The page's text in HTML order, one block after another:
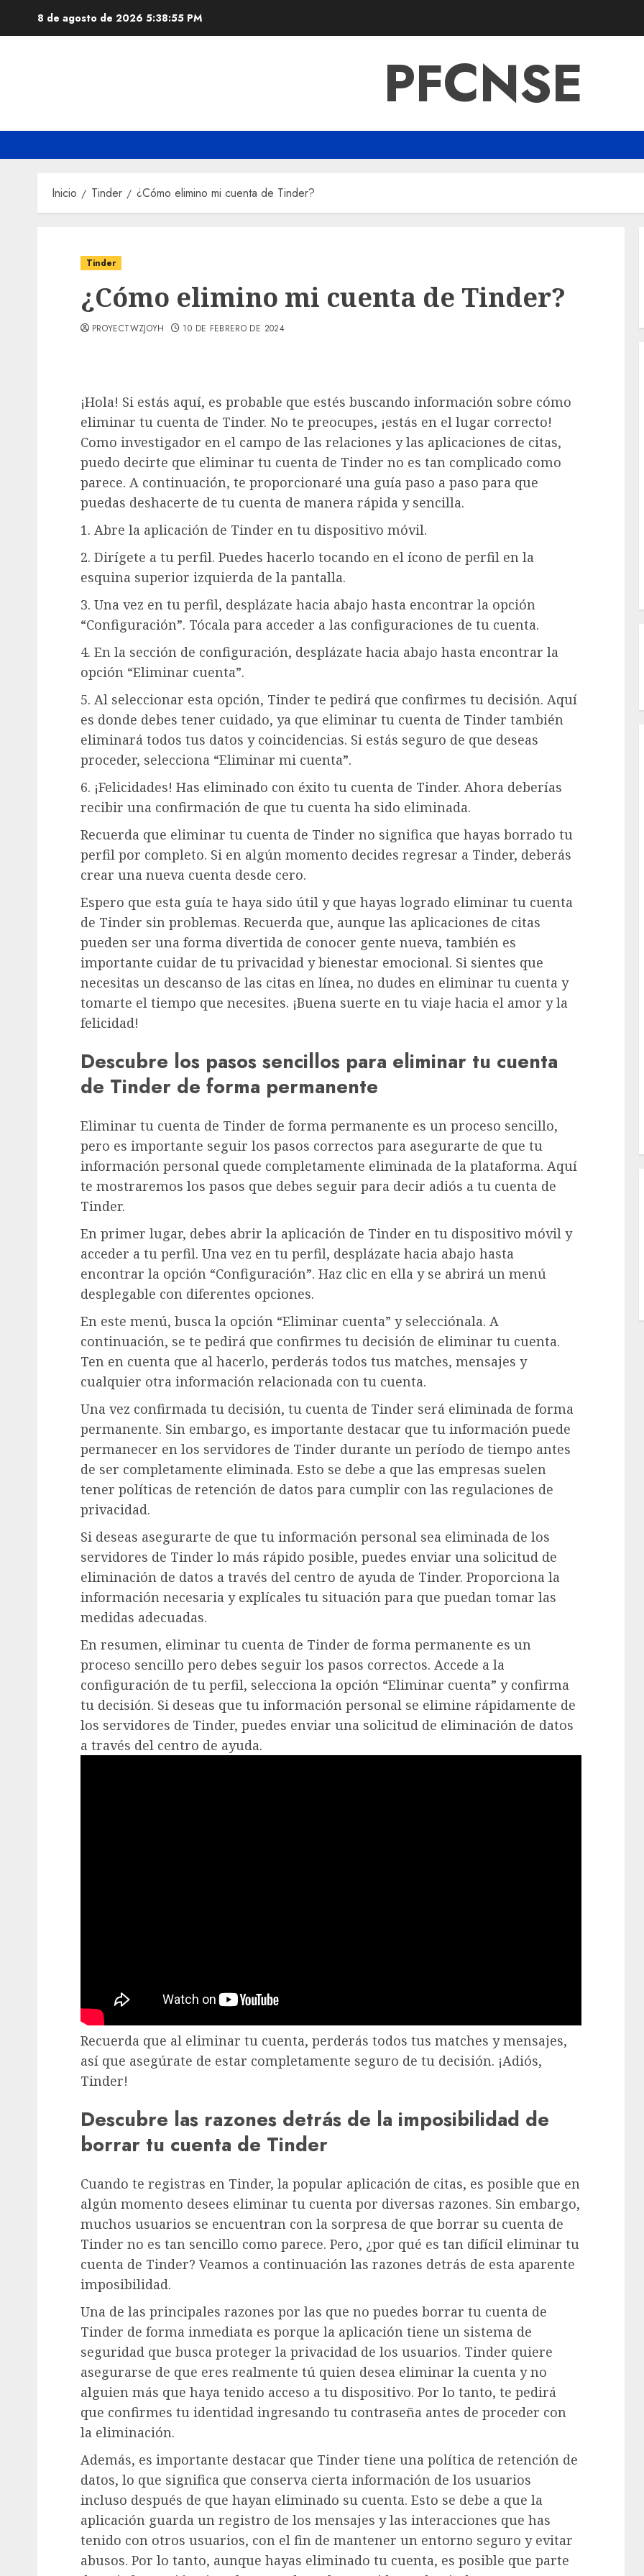
8 de agosto de 2026 5:38:56 PM
PFCNSE
Inicio Tinder ¿Cómo elimino mi cuenta de Tinder?
Tinder
¿Cómo elimino mi cuenta de Tinder?
PROYECTWZJOYH 10 DE FEBRERO DE 2024
¡Hola! Si estás aquí, es probable que estés buscando información sobre cómo
eliminar tu cuenta de Tinder. No te preocupes, ¡estás en el lugar correcto!
Como investigador en el campo de las relaciones y las aplicaciones de citas,
puedo decirte que eliminar tu cuenta de Tinder no es tan complicado como
parece. A continuación, te proporcionaré una guía paso a paso para que
puedas deshacerte de tu cuenta de manera rápida y sencilla.
1. Abre la aplicación de Tinder en tu dispositivo móvil.
2. Dirígete a tu perfil. Puedes hacerlo tocando en el ícono de perfil en la
esquina superior izquierda de la pantalla.
3. Una vez en tu perfil, desplázate hacia abajo hasta encontrar la opción
“Configuración”. Tócala para acceder a las configuraciones de tu cuenta.
4. En la sección de configuración, desplázate hacia abajo hasta encontrar la
opción “Eliminar cuenta”.
5. Al seleccionar esta opción, Tinder te pedirá que confirmes tu decisión. Aquí
es donde debes tener cuidado, ya que eliminar tu cuenta de Tinder también
eliminará todos tus datos y coincidencias. Si estás seguro de que deseas
proceder, selecciona “Eliminar mi cuenta”.
6. ¡Felicidades! Has eliminado con éxito tu cuenta de Tinder. Ahora deberías
recibir una confirmación de que tu cuenta ha sido eliminada.
Recuerda que eliminar tu cuenta de Tinder no significa que hayas borrado tu
perfil por completo. Si en algún momento decides regresar a Tinder, deberás
crear una nueva cuenta desde cero.
Espero que esta guía te haya sido útil y que hayas logrado eliminar tu cuenta
de Tinder sin problemas. Recuerda que, aunque las aplicaciones de citas
pueden ser una forma divertida de conocer gente nueva, también es
importante cuidar de tu privacidad y bienestar emocional. Si sientes que
necesitas un descanso de las citas en línea, no dudes en eliminar tu cuenta y
tomarte el tiempo que necesites. ¡Buena suerte en tu viaje hacia el amor y la
felicidad!
Descubre los pasos sencillos para eliminar tu cuenta
de Tinder de forma permanente
Eliminar tu cuenta de Tinder de forma permanente es un proceso sencillo,
pero es importante seguir los pasos correctos para asegurarte de que tu
información personal quede completamente eliminada de la plataforma. Aquí
te mostraremos los pasos que debes seguir para decir adiós a tu cuenta de
Tinder.
En primer lugar, debes abrir la aplicación de Tinder en tu dispositivo móvil y
acceder a tu perfil. Una vez en tu perfil, desplázate hacia abajo hasta
encontrar la opción “Configuración”. Haz clic en ella y se abrirá un menú
desplegable con diferentes opciones.
En este menú, busca la opción “Eliminar cuenta” y selecciónala. A
continuación, se te pedirá que confirmes tu decisión de eliminar tu cuenta.
Ten en cuenta que al hacerlo, perderás todos tus matches, mensajes y
cualquier otra información relacionada con tu cuenta.
Una vez confirmada tu decisión, tu cuenta de Tinder será eliminada de forma
permanente. Sin embargo, es importante destacar que tu información puede
permanecer en los servidores de Tinder durante un período de tiempo antes
de ser completamente eliminada. Esto se debe a que las empresas suelen
tener políticas de retención de datos para cumplir con las regulaciones de
privacidad.
Si deseas asegurarte de que tu información personal sea eliminada de los
servidores de Tinder lo más rápido posible, puedes enviar una solicitud de
eliminación de datos a través del centro de ayuda de Tinder. Proporciona la
información necesaria y explícales tu situación para que puedan tomar las
medidas adecuadas.
En resumen, eliminar tu cuenta de Tinder de forma permanente es un
proceso sencillo pero debes seguir los pasos correctos. Accede a la
configuración de tu perfil, selecciona la opción “Eliminar cuenta” y confirma
tu decisión. Si deseas que tu información personal se elimine rápidamente de
los servidores de Tinder, puedes enviar una solicitud de eliminación de datos
a través del centro de ayuda.
Recuerda que al eliminar tu cuenta, perderás todos tus matches y mensajes,
así que asegúrate de estar completamente seguro de tu decisión. ¡Adiós,
Tinder!
Descubre las razones detrás de la imposibilidad de
borrar tu cuenta de Tinder
Cuando te registras en Tinder, la popular aplicación de citas, es posible que en
algún momento desees eliminar tu cuenta por diversas razones. Sin embargo,
muchos usuarios se encuentran con la sorpresa de que borrar su cuenta de
Tinder no es tan sencillo como parece. Pero, ¿por qué es tan difícil eliminar tu
cuenta de Tinder? Veamos a continuación las razones detrás de esta aparente
imposibilidad.
Una de las principales razones por las que no puedes borrar tu cuenta de
Tinder de forma inmediata es porque la aplicación tiene un sistema de
seguridad que busca proteger la privacidad de los usuarios. Tinder quiere
asegurarse de que eres realmente tú quien desea eliminar la cuenta y no
alguien más que haya tenido acceso a tu dispositivo. Por lo tanto, te pedirá
que confirmes tu identidad ingresando tu contraseña antes de proceder con
la eliminación.
Además, es importante destacar que Tinder tiene una política de retención de
datos, lo que significa que conserva cierta información de los usuarios
incluso después de que hayan eliminado su cuenta. Esto se debe a que la
aplicación guarda un registro de los mensajes y las interacciones que has
tenido con otros usuarios, con el fin de mantener un entorno seguro y evitar
abusos. Por lo tanto, aunque hayas eliminado tu cuenta, es posible que parte